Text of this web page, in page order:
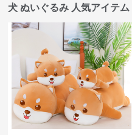
犬 ぬいぐるみ 人気アイテム